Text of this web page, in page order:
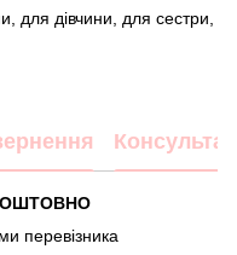
для дівчини, для сестри,
перевізника